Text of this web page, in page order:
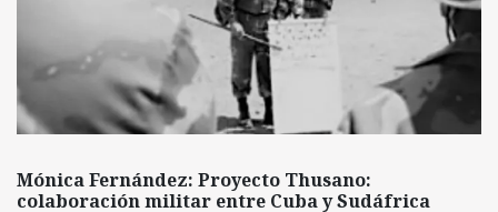
Mónica Fernández: Proyecto Thusano:
colaboración militar entre Cuba y Sudáfrica